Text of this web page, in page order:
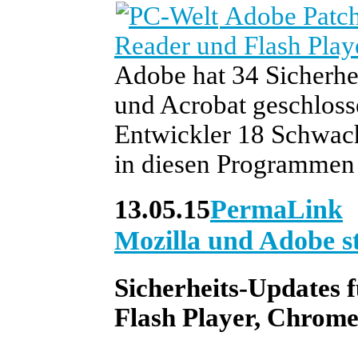
Adobe
Reader und Flash
Adobe hat 34
und Acrobat
Entwickler 18
in diesen
13.05.15PermaLink
Mozilla und Adobe
Sicherheits-Updates
Flash Player, Chrome